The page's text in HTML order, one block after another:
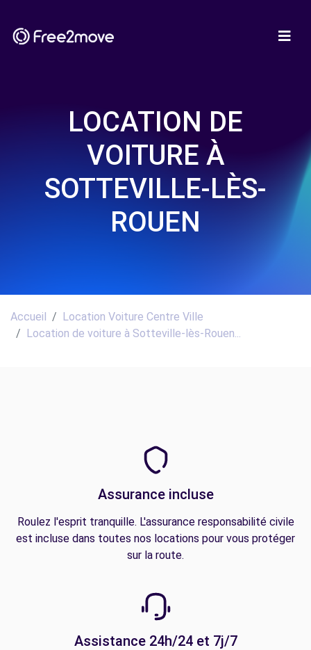
LOCATION DE
VOITURE À
SOTTEVILLE-LÈS-
ROUEN
Accueil
Location Voiture Centre Ville
Location de voiture à Sotteville-lès-Rouen...
Assurance incluse
Roulez l'esprit tranquille. L'assurance responsabilité civile
est incluse dans toutes nos locations pour vous protéger
sur la route.
Assistance 24h/24 et 7j/7